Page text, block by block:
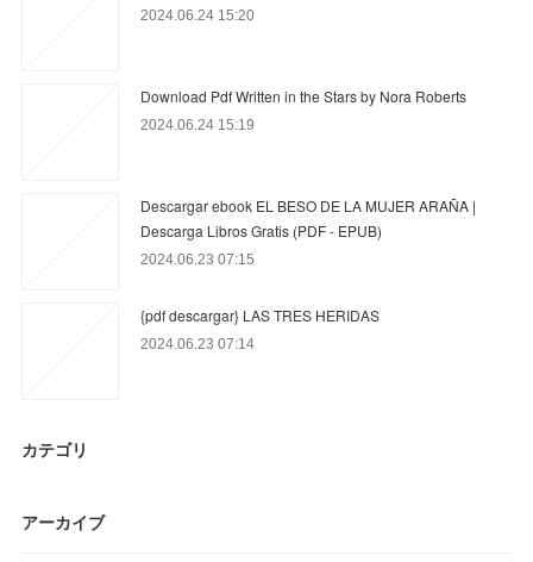
2024.06.24 15:20
Download Pdf Written in the Stars by Nora Roberts
2024.06.24 15:19
Descargar ebook EL BESO DE LA MUJER ARAÑA |
Descarga Libros Gratis (PDF - EPUB)
2024.06.23 07:15
{pdf descargar} LAS TRES HERIDAS
2024.06.23 07:14
カテゴリ
アーカイブ